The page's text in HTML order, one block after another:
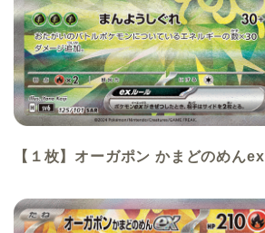
【１枚】オーガポン かまどのめんex